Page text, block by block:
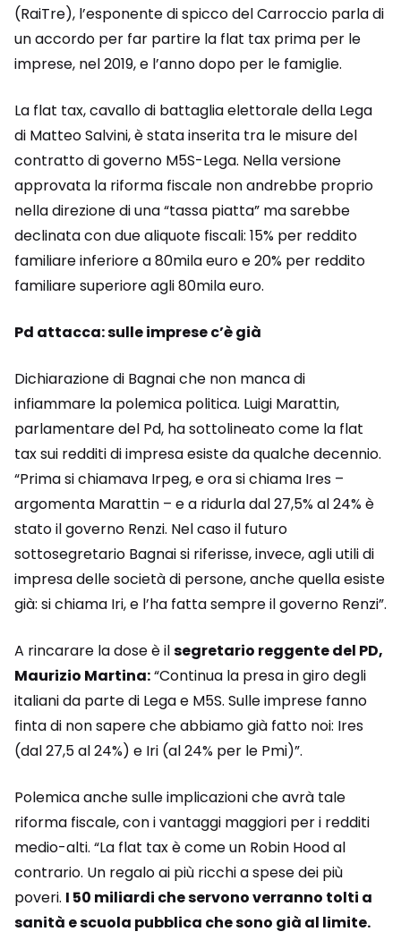
(RaiTre), l’esponente di spicco del Carroccio parla di
un accordo per far partire la flat tax prima per le
imprese, nel 2019, e l’anno dopo per le famiglie.
La flat tax, cavallo di battaglia elettorale della Lega
di Matteo Salvini, è stata inserita tra le misure del
contratto di governo M5S-Lega. Nella versione
approvata la riforma fiscale non andrebbe proprio
nella direzione di una “tassa piatta” ma sarebbe
declinata con due aliquote fiscali: 15% per reddito
familiare inferiore a 80mila euro e 20% per reddito
familiare superiore agli 80mila euro.
Pd attacca: sulle imprese c’è già
Dichiarazione di Bagnai che non manca di
infiammare la polemica politica. Luigi Marattin,
parlamentare del Pd, ha sottolineato come la flat
tax sui redditi di impresa esiste da qualche decennio.
“Prima si chiamava Irpeg, e ora si chiama Ires –
argomenta Marattin – e a ridurla dal 27,5% al 24% è
stato il governo Renzi. Nel caso il futuro
sottosegretario Bagnai si riferisse, invece, agli utili di
impresa delle società di persone, anche quella esiste
già: si chiama Iri, e l’ha fatta sempre il governo Renzi”.
A rincarare la dose è ilsegretario reggente del PD,
Maurizio Martina:“Continua la presa in giro degli
italiani da parte di Lega e M5S. Sulle imprese fanno
finta di non sapere che abbiamo già fatto noi: Ires
(dal 27,5 al 24%) e Iri (al 24% per le Pmi)”.
Polemica anche sulle implicazioni che avrà tale
riforma fiscale, con i vantaggi maggiori per i redditi
medio-alti. “La flat tax è come un Robin Hood al
contrario. Un regalo ai più ricchi a spese dei più
poveri. I 50 miliardi che servono verranno tolti a
sanità e scuola pubblica che sono già al limite.